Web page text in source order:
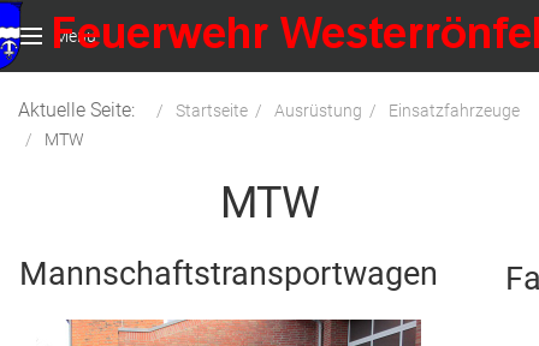
Menu
Aktuelle Seite: Startseite Ausrüstung
Einsatzfahrzeuge
MTW
MTW
Mannschaftstransportwagen